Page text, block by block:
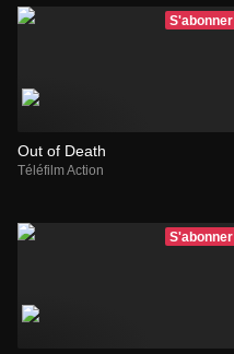
S'abonner
Out of Death
Téléfilm Action
S'abonner